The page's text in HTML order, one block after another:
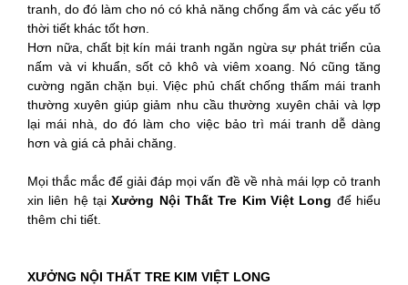
tranh, do đó làm cho nó có khả năng chống ẩm và các yếu tố
thời tiết khác tốt hơn.
Hơn nữa, chất bịt kín mái tranh ngăn ngừa sự phát triển của
nấm và vi khuẩn, sốt cỏ khô và viêm xoang. Nó cũng tăng
cường ngăn chặn bụi. Việc phủ chất chống thấm mái tranh
thường xuyên giúp giảm nhu cầu thường xuyên chải và lợp
lại mái nhà, do đó làm cho việc bảo trì mái tranh dễ dàng
hơn và giá cả phải chăng.
Mọi thắc mắc để giải đáp mọi vấn đề về nhà mái lợp cỏ tranh
xin liên hệ tạiXưởng Nội Thất Tre Kim Việt Long để hiểu
thêm chi tiết.
XƯỞNG NỘI THẤT TRE KIM VIỆT LONG